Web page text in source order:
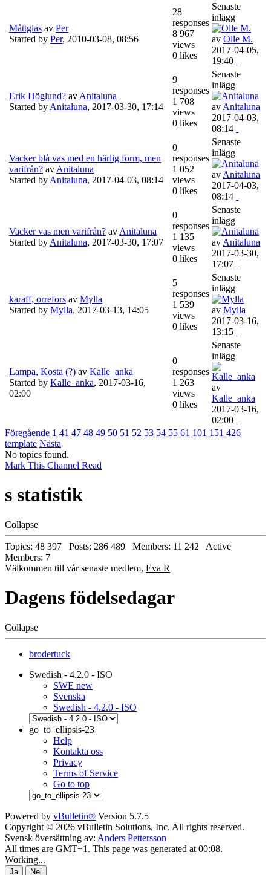
Måttglas av Per
Started by Per, 2010-03-08, 08:56
28
responses
8 967
views
0 likes
Senaste
inlägg
av Olle M.
2017-04-05,
19:40
Erik Höglund? av Anitaluna
Started by Anitaluna, 2017-03-30, 17:14
9
responses
1 708
views
0 likes
Senaste
inlägg
av Anitaluna
2017-04-03,
08:14
Vacker blå vas med en härlig form, men
varifrån? av Anitaluna
Started by Anitaluna, 2017-04-03, 08:14
0
responses
1 052
views
0 likes
Senaste
inlägg
av Anitaluna
2017-04-03,
08:14
Vacker vas men varifrån? av Anitaluna
Started by Anitaluna, 2017-03-30, 17:07
0
responses
1 135
views
0 likes
Senaste
inlägg
av Anitaluna
2017-03-30,
17:07
karaff, orrefors av Mylla
Started by Mylla, 2017-03-13, 14:05
5
responses
1 539
views
0 likes
Senaste
inlägg
av Mylla
2017-03-16,
13:15
Lampa, Kosta (?) av Kalle_anka
Started by Kalle_anka, 2017-03-16,
02:00
0
responses
1 263
views
0 likes
Senaste
inlägg
av
Kalle_anka
2017-03-16,
02:00
Föregående 1 41 47 48 49 50 51 52 53 54 55 61 101 151 426
template Nästa
No topics found.
Mark This Channel Read
s statistik
Collapse
Topics: 48 397 Posts: 286 489 Members: 11 242 Active
Members: 7
Välkommen till vår senaste medlem, Eva R
Dagens födelsedagar
Collapse
brodertuck
Swedish - 4.2.0 - ISO
SWE new
Svenska
Swedish - 4.2.0 - ISO
go_to_ellipsis-23
Help
Kontakta oss
Privacy
Terms of Service
Go to top
Powered by vBulletin® Version 5.7.5
Copyright © 2026 vBulletin Solutions, Inc. All rights reserved.
Svensk översättning av: Anders Pettersson
All times are GMT+1. This page was generated at 00:08.
Working...
Ja Nej